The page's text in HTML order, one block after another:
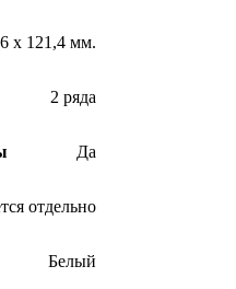
х 121,4 мм.
2 ряда
Да
отдельно
Белый